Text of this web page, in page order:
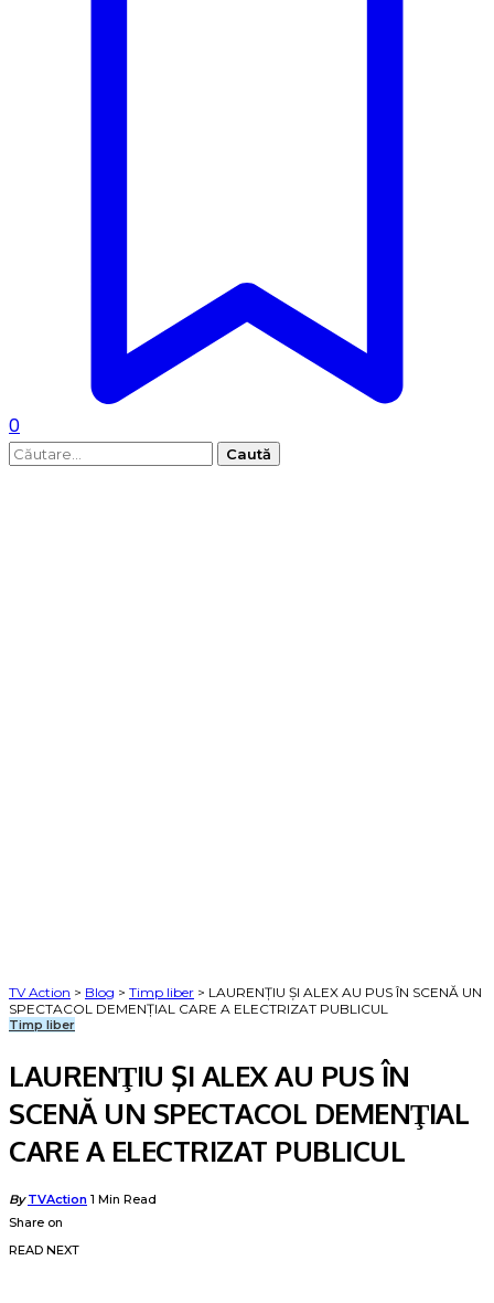
0
Caută
TV Action > Blog > Timp liber > LAURENŢIU ŞI ALEX AU PUS ÎN SCENĂ UN
SPECTACOL DEMENŢIAL CARE A ELECTRIZAT PUBLICUL
Timp liber
LAURENŢIU ŞI ALEX AU PUS ÎN
SCENĂ UN SPECTACOL DEMENŢIAL
CARE A ELECTRIZAT PUBLICUL
Posted
ByTVAction 1 Min Read
Share on
READ NEXT